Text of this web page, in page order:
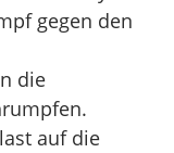
gegen den
die
auf die